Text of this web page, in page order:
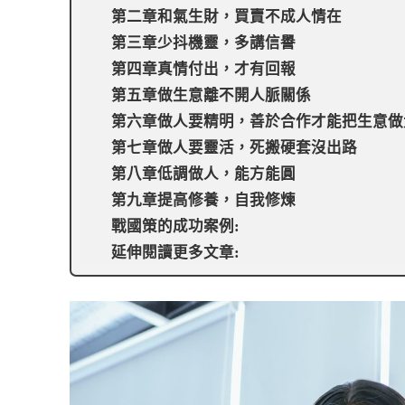
第二章和氣生財，買賣不成人情在
第三章少抖機靈，多講信譽
第四章真情付出，才有回報
第五章做生意離不開人脈關係
第六章做人要精明，善於合作才能把生意
第七章做人要靈活，死搬硬套沒出路
第八章低調做人，能方能圓
第九章提高修養，自我修煉
戰國策的成功案例:
延伸閱讀更多文章: